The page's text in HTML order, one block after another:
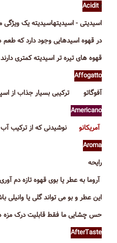
Acidity
اسیدیتی - اسیدیتهاسیدیته یک ویژگی
در قهوه اسیدهایی وجود دارد که طعم
قهوه های تیره تر اسیدیته کمتری
Affogatto
آفوگاتو ترکیبی بسیار جذاب از
Americano
آمریکانو
نوشیدنی که از ترکیب
Aroma
رایحه
آروما به عطر یا بوی قهوه تازه دم
این عطر و بو می تواند گلی یا
حس چشایی ما فقط قابلیت درک مزه
AfterTaste